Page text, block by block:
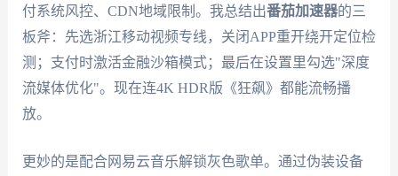
付系统风控、CDN地域限制。我总结出番茄加速器的三
板斧：先选浙江移动视频专线，关闭APP重开绕开定位检
测；支付时激活金融沙箱模式；最后在设置里勾选"深度
流媒体优化"。现在连4K HDR版《狂飙》都能流畅播
放。
更妙的是配合网易云音乐解锁灰色歌单。通过伪装设备